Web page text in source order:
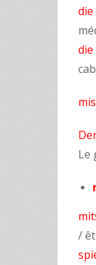
die
Le
/